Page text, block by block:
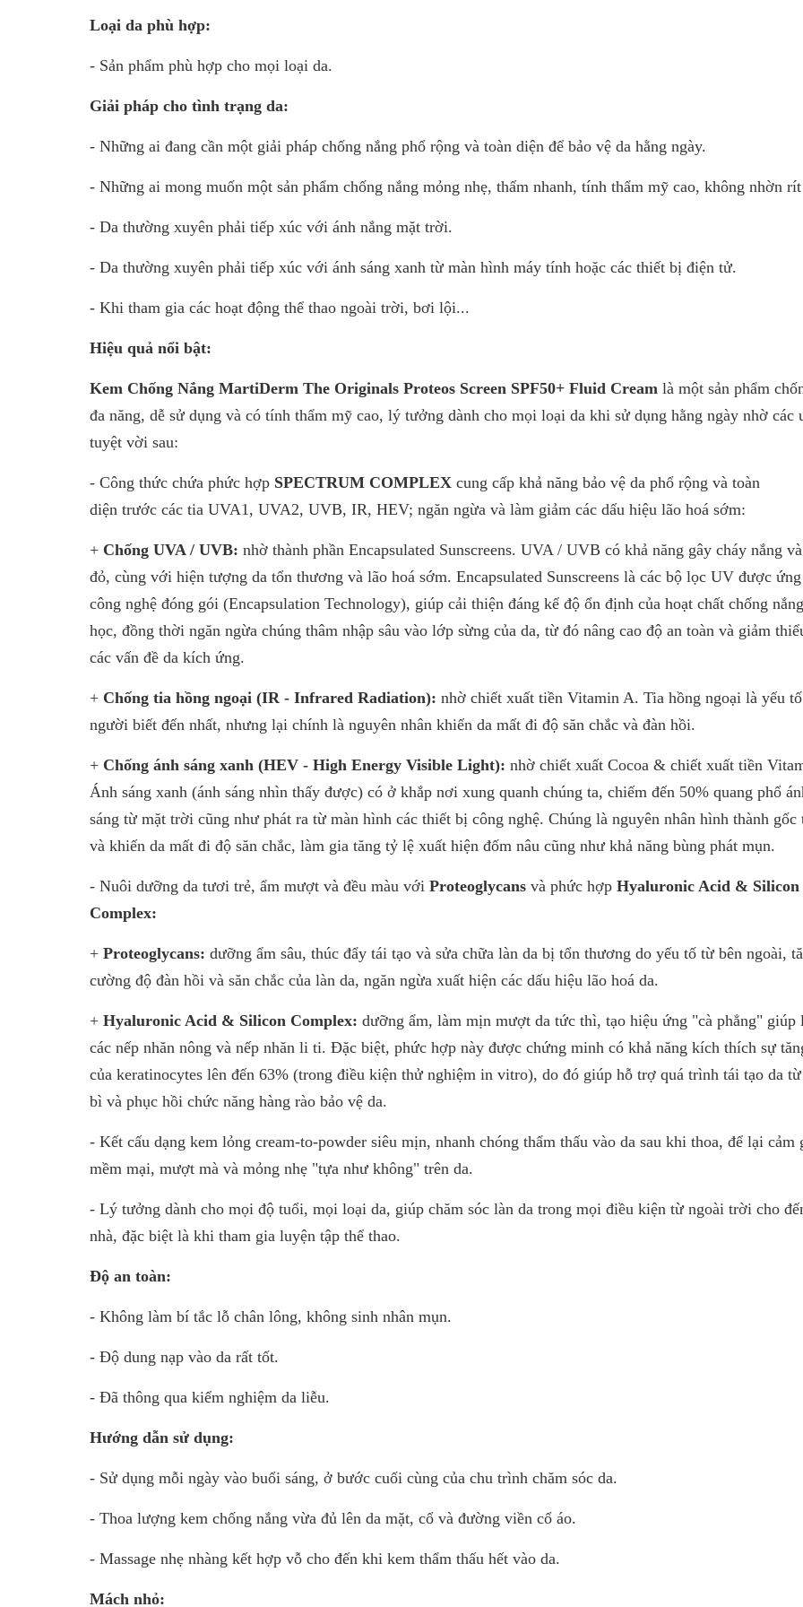
nhanh chóng thẩm thấu vào da sau khi thoa, để lại cảm
tưởng dành cho mọi độ tuổi, mọi loại da, giúp chăm sóc
tốt. - Đã thông qua kiểm nghiệm da liễu. Hướng dẫn sử
sử dụng kem chống nắng kể cả khi ngồi trong nhà / làm
phòng có tiếp xúc với màn hình máy tính trong thời
tiền Vitamin A, chiết xuất Cocoa giúp bảo vệ da toàn
làm săn chắc da. - Hyaluronic Acid & Silicon Complex:
đủ: Aqua (Water), Butylene Glycol, Propylene Glycol,
Methoxycinnamate, Polymethyl Methacrylate, PEG-8,
Salicylate, Homosalate, Butyl Methoxydibenzoylmethane,
Methoxyphenyl Triazine, Sodium Potassium Aluminum
Hyaluronic Acid, Silanetriol, Ascorbyl Palmitate, Sodium
Beta-Silosterol, Phytic Acid, Ascorbic Acid, Beta-
Dioxide), Acrylates / C10-30 Alkyl Acrylate
Carbomer, Hydrogenated Phosphatidylcholine,
Gum, BHT, Squalene, Perfume (Fragrance) ,
Phenoxyethanol,Sodium Benzoate, Sorbic Acid,
Ban Nha Thương hiệu: MartiDerm Lưu ý: Tác dụng có
Loại da phù hợp:
- Sản phẩm phù hợp cho mọi loại da.
Giải pháp cho tình trạng da:
- Những ai đang cần một giải pháp chống nắng phổ rộng và toàn diện để bảo vệ da hằng ngày.
- Những ai mong muốn một sản phẩm chống nắng mỏng nhẹ, thấm nhanh, tính thẩm mỹ cao, không nhờn
- Da thường xuyên phải tiếp xúc với ánh nắng mặt trời.
- Da thường xuyên phải tiếp xúc với ánh sáng xanh từ màn hình máy tính hoặc các thiết bị điện tử.
- Khi tham gia các hoạt động thể thao ngoài trời, bơi lội...
Hiệu quả nổi bật:
Kem Chống Nắng MartiDerm The Originals Proteos Screen SPF50+ Fluid Cream là một sản phẩm
đa năng, dễ sử dụng và có tính thẩm mỹ cao, lý tưởng dành cho mọi loại da khi sử dụng hằng ngày nhờ các
tuyệt vời sau:
- Công thức chứa phức hợp SPECTRUM COMPLEX cung cấp khả năng bảo vệ da phổ rộng và toàn
diện trước các tia UVA1, UVA2, UVB, IR, HEV; ngăn ngừa và làm giảm các dấu hiệu lão hoá sớm:
+ Chống UVA / UVB: nhờ thành phần Encapsulated Sunscreens. UVA / UVB có khả năng gây cháy nắng
đỏ, cùng với hiện tượng da tổn thương và lão hoá sớm. Encapsulated Sunscreens là các bộ lọc UV được
công nghệ đóng gói (Encapsulation Technology), giúp cải thiện đáng kể độ ổn định của hoạt chất chống
học, đồng thời ngăn ngừa chúng thâm nhập sâu vào lớp sừng của da, từ đó nâng cao độ an toàn và giảm
các vấn đề da kích ứng.
+ Chống tia hồng ngoại (IR - Infrared Radiation): nhờ chiết xuất tiền Vitamin A. Tia hồng ngoại là yếu
người biết đến nhất, nhưng lại chính là nguyên nhân khiến da mất đi độ săn chắc và đàn hồi.
+ Chống ánh sáng xanh (HEV - High Energy Visible Light): nhờ chiết xuất Cocoa & chiết xuất tiền
Ánh sáng xanh (ánh sáng nhìn thấy được) có ở khắp nơi xung quanh chúng ta, chiếm đến 50% quang phổ
sáng từ mặt trời cũng như phát ra từ màn hình các thiết bị công nghệ. Chúng là nguyên nhân hình thành gốc
và khiến da mất đi độ săn chắc, làm gia tăng tỷ lệ xuất hiện đốm nâu cũng như khả năng bùng phát mụn.
- Nuôi dưỡng da tươi trẻ, ẩm mượt và đều màu với Proteoglycansvà phức hợp Hyaluronic Acid & Silicon
Complex:
+ Proteoglycans: dưỡng ẩm sâu, thúc đẩy tái tạo và sửa chữa làn da bị tổn thương do yếu tố từ bên ngoài,
cường độ đàn hồi và săn chắc của làn da, ngăn ngừa xuất hiện các dấu hiệu lão hoá da.
+ Hyaluronic Acid & Silicon Complex: dưỡng ẩm, làm mịn mượt da tức thì, tạo hiệu ứng "cà phẳng" giúp
các nếp nhăn nông và nếp nhăn li ti. Đặc biệt, phức hợp này được chứng minh có khả năng kích thích sự
của keratinocytes lên đến 63% (trong điều kiện thử nghiệm in vitro), do đó giúp hỗ trợ quá trình tái tạo da
bì và phục hồi chức năng hàng rào bảo vệ da.
- Kết cấu dạng kem lỏng cream-to-powder siêu mịn, nhanh chóng thẩm thấu vào da sau khi thoa, để lại cảm
mềm mại, mượt mà và mỏng nhẹ "tựa như không" trên da.
- Lý tưởng dành cho mọi độ tuổi, mọi loại da, giúp chăm sóc làn da trong mọi điều kiện từ ngoài trời cho
nhà, đặc biệt là khi tham gia luyện tập thể thao.
Độ an toàn:
- Không làm bí tắc lỗ chân lông, không sinh nhân mụn.
- Độ dung nạp vào da rất tốt.
- Đã thông qua kiểm nghiệm da liễu.
Hướng dẫn sử dụng:
- Sử dụng mỗi ngày vào buổi sáng, ở bước cuối cùng của chu trình chăm sóc da.
- Thoa lượng kem chống nắng vừa đủ lên da mặt, cổ và đường viền cổ áo.
- Massage nhẹ nhàng kết hợp vỗ cho đến khi kem thẩm thấu hết vào da.
Mách nhỏ: